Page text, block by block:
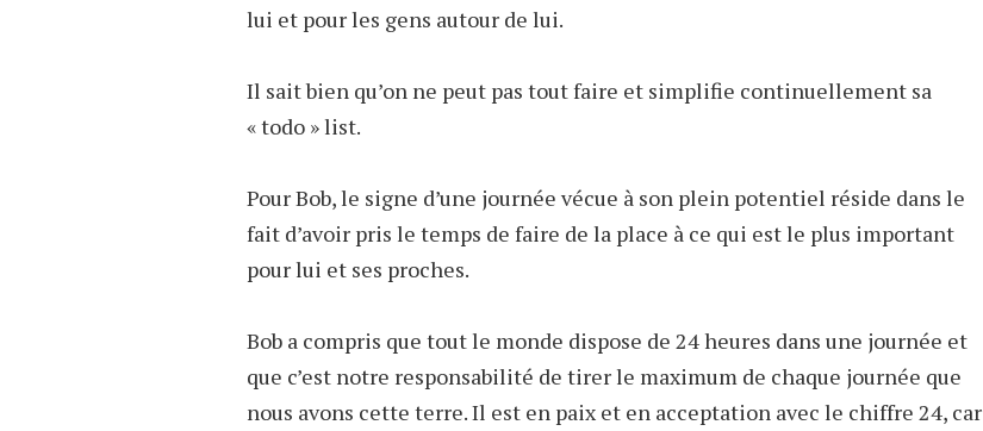
lui et pour les gens autour de lui.
Il sait bien qu’on ne peut pas tout faire et simplifie continuellement sa
« todo » list.
Pour Bob, le signe d’une journée vécue à son plein potentiel réside dans le
fait d’avoir pris le temps de faire de la place à ce qui est le plus important
pour lui et ses proches.
Bob a compris que tout le monde dispose de 24 heures dans une journée et
que c’est notre responsabilité de tirer le maximum de chaque journée que
nous avons cette terre. Il est en paix et en acceptation avec le chiffre 24, car